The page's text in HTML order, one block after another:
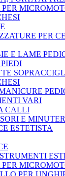
PER
E LAME
VARI
CALLI
E
ESTETISTA
PER